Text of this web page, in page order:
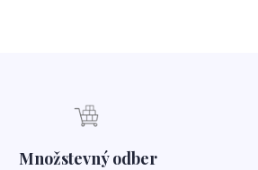
Množstevný odber